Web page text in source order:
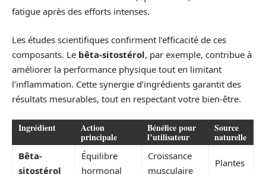
fatigue après des efforts intenses.
Les études scientifiques confirment l’efficacité de ces
composants. Le bêta-sitostérol, par exemple, contribue à
améliorer la performance physique tout en limitant
l’inflammation. Cette synergie d’ingrédients garantit des
résultats mesurables, tout en respectant votre bien-être.
Ingrédient Action
principale
Bénéfice pour
l’utilisateur
Source
naturelle
Bêta-
sitostérol
Équilibre
hormonal
Croissance
musculaire
Plantes